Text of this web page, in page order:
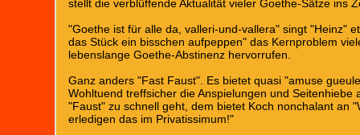
stellt die verblüffende Aktualität vieler Goethe-Sätze ins
"Goethe ist für alle da, valleri-und-vallera" singt "Heinz"
das Stück ein bisschen aufpeppen" das Kernproblem
lebenslange Goethe-Abstinenz hervorrufen.
Ganz anders "Fast Faust". Es bietet quasi "amuse
Wohltuend treffsicher die Anspielungen und
"Faust" zu schnell geht, dem bietet Koch nonchalant an
erledigen das im Privatissimum!"